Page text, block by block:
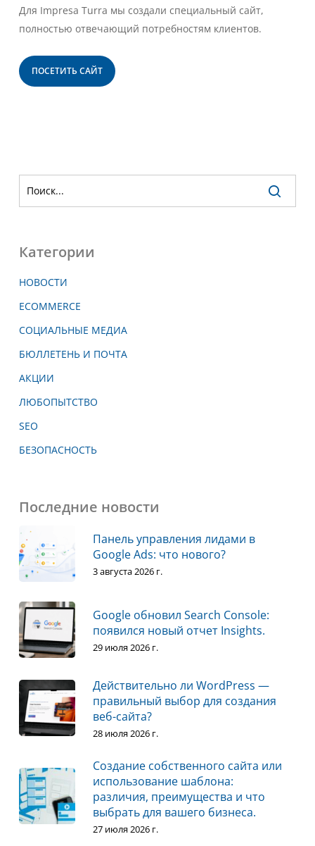
Для Impresa Turra мы создали специальный сайт,
полностью отвечающий потребностям клиентов.
ПОСЕТИТЬ САЙТ
Категории
НОВОСТИ
ECOMMERCE
СОЦИАЛЬНЫЕ МЕДИА
БЮЛЛЕТЕНЬ И ПОЧТА
АКЦИИ
ЛЮБОПЫТСТВО
SEO
БЕЗОПАСНОСТЬ
Последние новости
Панель управления лидами в
Google Ads: что нового?
3 августа 2026 г.
Google обновил Search Console:
появился новый отчет Insights.
29 июля 2026 г.
Действительно ли WordPress —
правильный выбор для создания
веб-сайта?
28 июля 2026 г.
Создание собственного сайта или
использование шаблона:
различия, преимущества и что
выбрать для вашего бизнеса.
27 июля 2026 г.